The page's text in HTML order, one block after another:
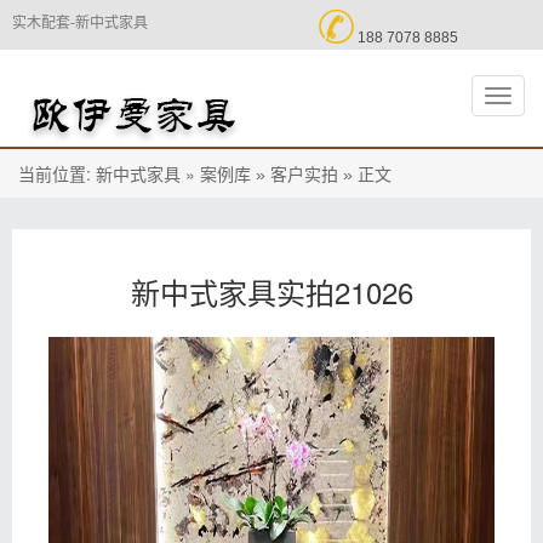
实木配套-新中式家具  188 7078 8885
切
换
导
当前位置: 新中式家具 » 案例库 » 客户实拍 » 正文
新中式家具实拍21026